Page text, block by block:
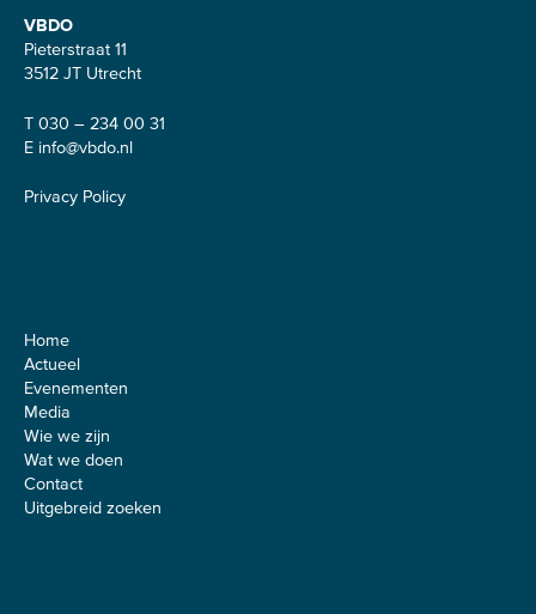
VBDO
Pieterstraat 11
3512 JT Utrecht
T 030 – 234 00 31
E info@vbdo.nl
Privacy Policy
Home
Actueel
Evenementen
Media
Wie we zijn
Wat we doen
Contact
Uitgebreid zoeken